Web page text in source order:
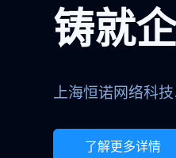
铸就
上海恒诺网络科
了解更多详情